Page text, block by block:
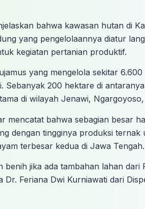
bahwa kawasan hutan di
yang pengelolaannya diatur
kegiatan pertanian produktif.
yang mengelola sekitar
Sebanyak 200 hektare di
di wilayah Jenawi,
mencatat bahwa sebagian besar
dengan tingginya produksi ternak
terbesar kedua di Jawa Tengah.
benih jika ada tambahan lahan
Feriana Dwi Kurniawati dari